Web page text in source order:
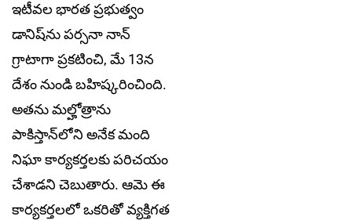
ఇటీవల భారత ప్రభుత్వం
డానిష్‌ను పర్సనా నాన్
గ్రాటాగా ప్రకటించి, మే 13న
దేశం నుండి బహిష్కరించింది.
అతను మల్హోత్రాను
పాకిస్తాన్‌లోని అనేక మంది
నిఘా కార్యకర్తలకు పరిచయం
చేశాడని చెబుతారు. ఆమె ఈ
కార్యకర్తలలో ఒకరితో వ్యక్తిగత